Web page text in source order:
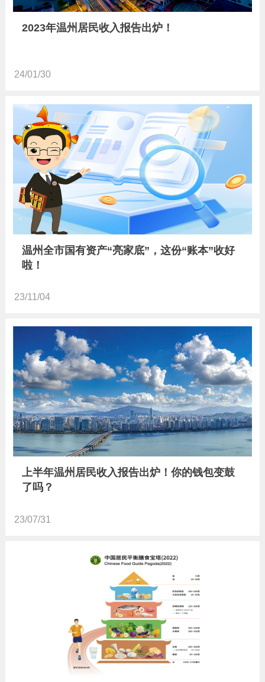
2023年温州居民收入报告出炉！
24/01/30
温州全市国有资产“亮家底”，这份“账本”收好
啦！
23/11/04
上半年温州居民收入报告出炉！你的钱包变鼓
了吗？
23/07/31